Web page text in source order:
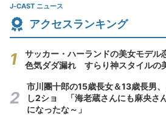
J-CAST ニュース
アクセスランキング
サッカー・ハーランドの美女モデル
色気ダダ漏れ すらり神スタイルの
市川團十郎の15歳長女＆13歳長男
し2ショ 「海老蔵さんにも麻央さ
になったな～」